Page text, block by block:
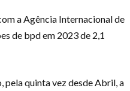
a Agência Internacional de
de bpd em 2023 de 2,1
pela quinta vez desde Abril, a